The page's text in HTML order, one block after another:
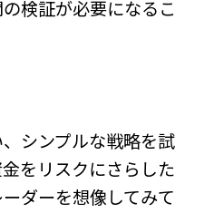
検証が必要になるこ
シンプルな戦略を試
をリスクにさらした
ダーを想像してみて